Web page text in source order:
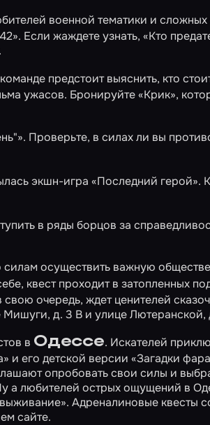
военной тематики и сложных
Если жаждете узнать, «Кто
предстоит выяснить, кто
ужасов. Бронируйте«Крик»,
. Проверьте, в силах ли вы
экшн-игра «Последний герой».
в ряды борцов за
силам осуществить важную
квест проходит в затопленных
очередь, ждет ценителей
Мишуги, д. 3 В и улице Лютеранской,
в Одессе. Искателей
и его детской версии «Загадки
опробовать свои силы и
а любителей острых ощущений в
. Адреналиновые квесты
сайте.